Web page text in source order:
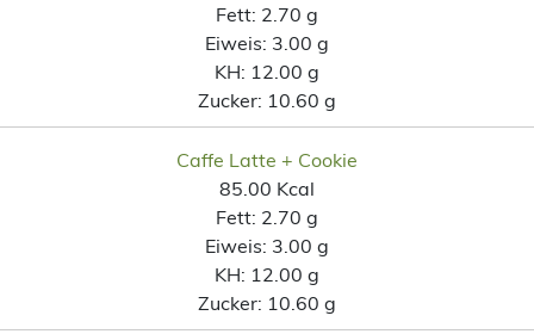
Fett: 2.70 g
Eiweis: 3.00 g
KH: 12.00 g
Zucker: 10.60 g
Caffe Latte + Cookie
85.00 Kcal
Fett: 2.70 g
Eiweis: 3.00 g
KH: 12.00 g
Zucker: 10.60 g